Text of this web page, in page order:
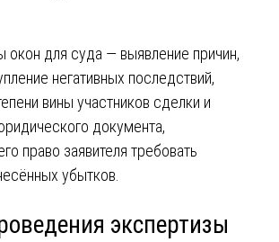
окон для суда — выявление причин,
негативных последствий,
вины участников сделки и
документа,
право заявителя требовать
убытков.
экспертизы